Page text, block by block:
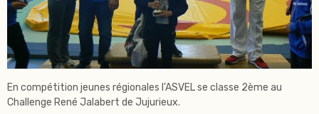
En compétition jeunes régionales l'ASVEL se classe 2ème au
Challenge René Jalabert de Jujurieux.